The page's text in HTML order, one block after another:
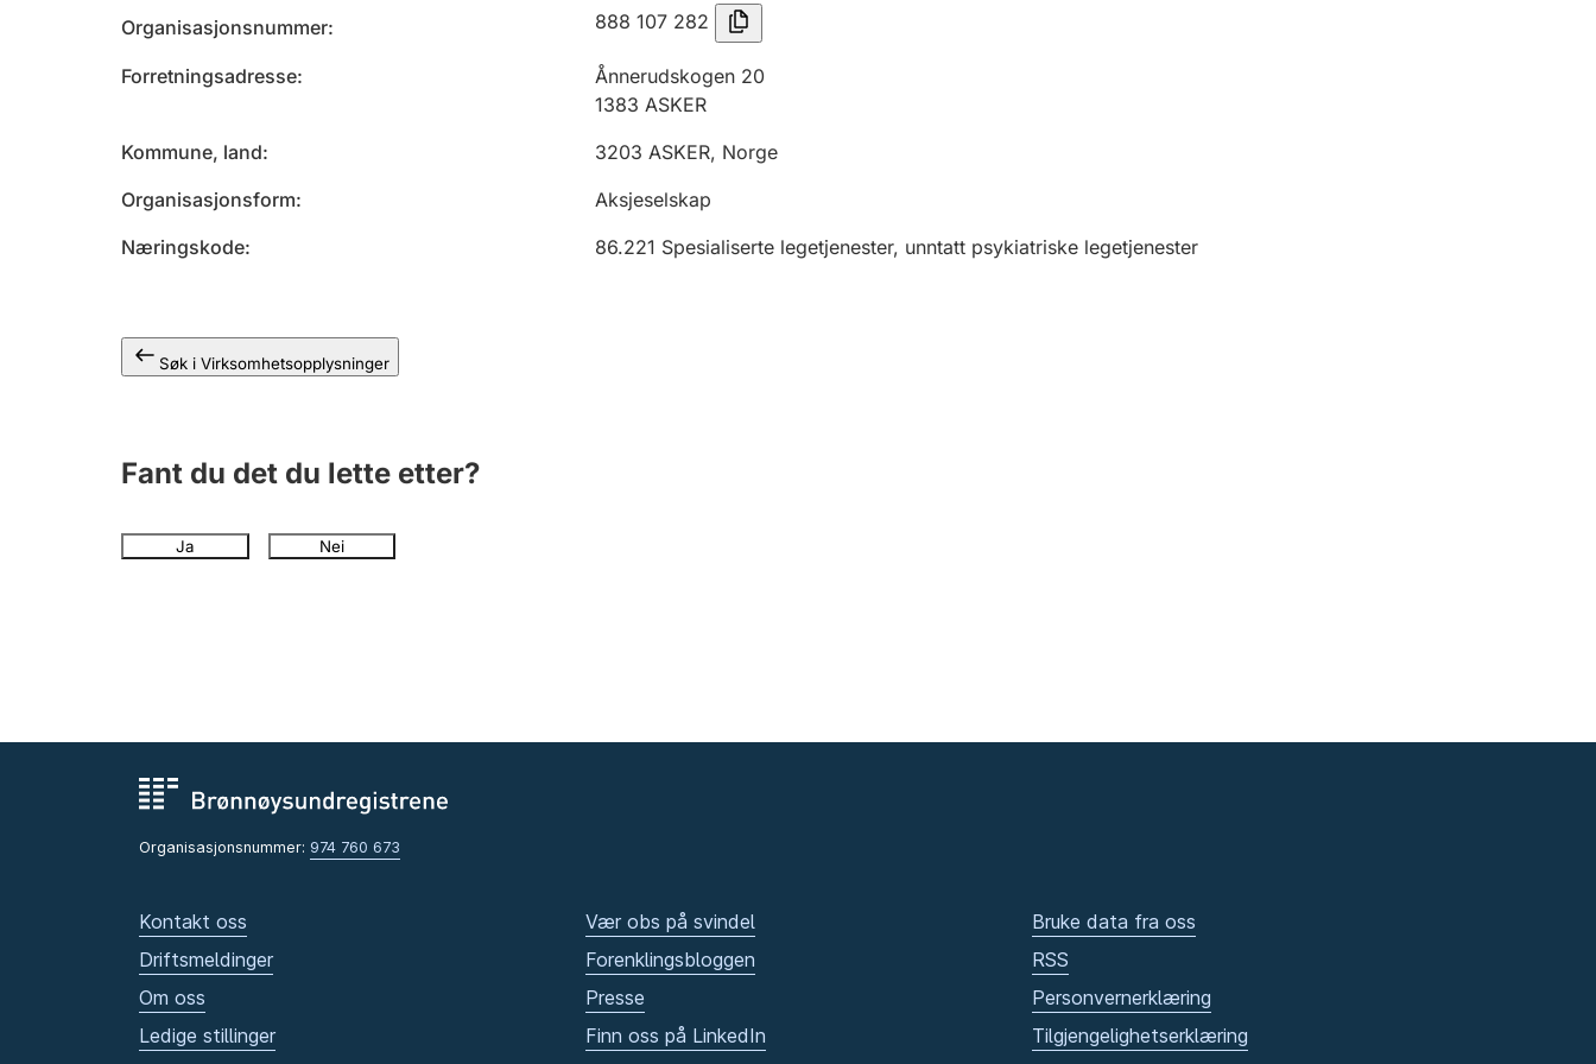
Organisasjonsnummer 888 107 282
Forretningsadresse
Ånnerudskogen 20
1383 ASKER
Kommune, land
3203 ASKER, Norge
Organisasjonsform
Aksjeselskap
Næringskode
86.221 Spesialiserte legetjenester, unntatt psykiatriske legetjenester
Søk i Virksomhetsopplysninger
Fant du det du lette etter?
Ja Nei
Organisasjonsnummer: 974 760 673
Kontakt oss
Driftsmeldinger
Om oss
Ledige stillinger
Vær obs på svindel
Forenklingsbloggen
Presse
Finn oss på LinkedIn
Bruke data fra oss
RSS
Personvernerklæring
Tilgjengelighetserklæring